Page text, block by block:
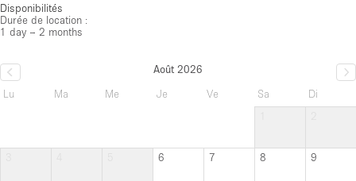
Disponibilités
Durée de location :
1 day – 2 months
Août 2026
Lu
Ma Me Je Ve Sa
Di
6 7 8 9